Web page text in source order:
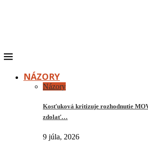
NÁZORY
Názory
Kosťuková kritizuje rozhodnutie
zdolať…
9 júla, 2026